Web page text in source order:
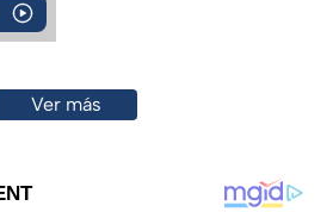
Ver más